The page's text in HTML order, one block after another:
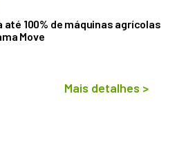
até 100% de máquinas agrícolas
Move
Mais detalhes >